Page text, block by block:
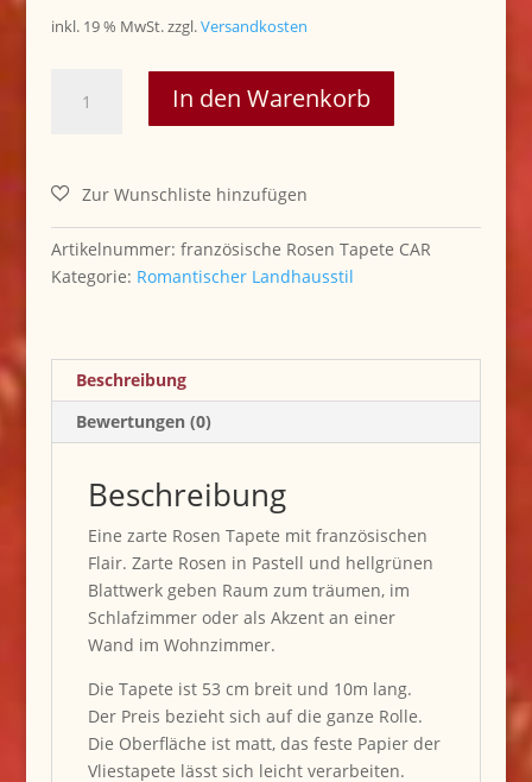
inkl. 19 % MwSt. zzgl.Versandkosten
französische
Menge
In den Warenkorb
Artikelnummer: französische Rosen Tapete CAR
Kategorie: Romantischer Landhausstil
Beschreibung
Bewertungen (0)
Beschreibung
Eine zarte Rosen Tapete mit französischen
Flair. Zarte Rosen in Pastell und hellgrünen
Blattwerk geben Raum zum träumen, im
Schlafzimmer oder als Akzent an einer
Wand im Wohnzimmer.
Die Tapete ist 53 cm breit und 10m lang.
Der Preis bezieht sich auf die ganze Rolle.
Die Oberfläche ist matt, das feste Papier der
Vliestapete lässt sich leicht verarbeiten.